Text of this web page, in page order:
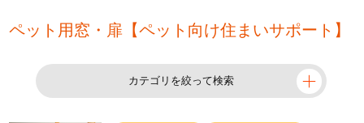
ペット用窓・扉【ペット向け住まいサポート】
カテゴリを絞って検索